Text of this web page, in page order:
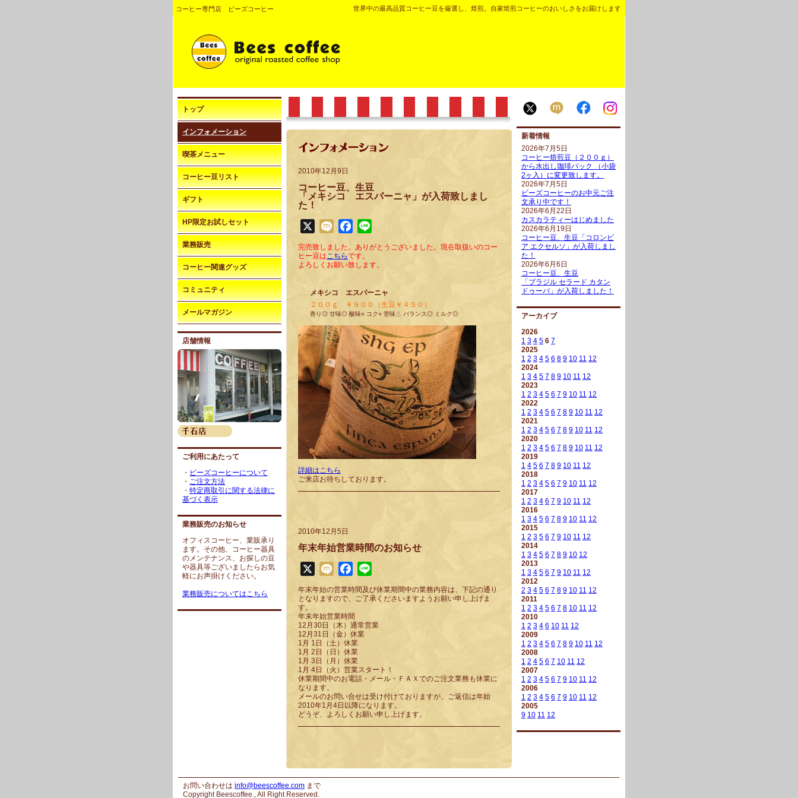
コーヒー専門店 ビーズコーヒー 世界中の最高品質コーヒー豆を厳選し、焙煎。自家焙煎コーヒーのおいしさをお届けします
トップ
インフォメーション
喫茶メニュー
コーヒー豆リスト
ギフト
HP限定お試しセット
業務販売
コーヒー関連グッズ
コミュニティ
メールマガジン
店舗情報
ご利用にあたって
・ ビーズコーヒーについて
・ ご注文方法
・ 特定商取引に関する法律に
基づく表示
業務販売のお知らせ
オフィスコーヒー、業販承り
ます。その他、コーヒー器具
のメンテナンス、お探しの豆
や器具等ございましたらお気
軽にお声掛けください。
業務販売についてはこちら
2010年12月9日
コーヒー豆、生豆
「メキシコ エスパーニャ」が入荷致しまし
た！
Mixi Facebook
完売致しました。ありがとうございました。現在取扱いのコー
ヒー豆はこちらです。
よろしくお願い致します。
メキシコ エスパーニャ
２００ｇ ￥９００（生豆￥４５０）
香り◎ 甘味◎ 酸味○ コク○ 苦味△ バランス◎ ミルク◎
詳細はこちら
ご来店お待ちしております。
2010年12月5日
年末年始営業時間のお知らせ
Mixi Facebook
年末年始の営業時間及び休業期間中の業務内容は、下記の通り
となりますので、ご了承くださいますようお願い申し上げま
す。
年末年始営業時間
12月30日（木）通常営業
12月31日（金）休業
1月 1日（土）休業
1月 2日（日）休業
1月 3日（月）休業
1月 4日（火）営業スタート！
休業期間中のお電話・メール・ＦＡＸでのご注文業務も休業に
なります。
メールのお問い合せは受け付けておりますが、ご返信は年始
2010年1月4日以降になります。
どうぞ、よろしくお願い申し上げます。
新着情報
2026年7月5日
コーヒー焙煎豆（２００ｇ）
から水出し珈琲パック （小袋
2ヶ入）に変更致します。
2026年7月5日
ビーズコーヒーのお中元ご注
文承り中です！
2026年6月22日
カスカラティーはじめました
2026年6月19日
コーヒー豆、生豆「コロンビ
ア エクセルソ」が入荷しまし
た！
2026年6月6日
コーヒー豆、生豆
「ブラジル セラード カタン
ドゥーバ」が入荷しました！
アーカイブ
2026
1 3 4 5 6 7
2025
1 2 3 4 5 6 8 9 10 11 12
2024
1 3 4 5 7 8 9 10 11 12
2023
1 2 3 4 5 6 7 9 10 11 12
2022
1 2 3 4 5 6 7 8 9 10 11 12
2021
1 2 3 4 5 6 7 8 9 10 11 12
2020
1 2 3 4 5 6 7 8 9 10 11 12
2019
1 4 5 6 7 8 9 10 11 12
2018
1 2 3 4 5 6 7 9 10 11 12
2017
1 2 3 4 6 7 9 10 11 12
2016
1 3 4 5 6 7 8 9 10 11 12
2015
1 2 3 5 6 7 9 10 11 12
2014
1 3 4 5 6 7 8 9 10 12
2013
1 3 4 5 6 7 9 10 11 12
2012
2 3 4 5 6 7 8 9 10 11 12
2011
1 2 3 4 5 6 7 8 10 11 12
2010
1 2 3 4 6 10 11 12
2009
1 2 3 4 5 6 7 8 9 10 11 12
2008
1 2 4 5 6 7 10 11 12
2007
1 2 3 4 5 6 7 9 10 11 12
2006
1 2 3 4 5 6 7 9 10 11 12
2005
9 10 11 12
お問い合わせは info@beescoffee.com まで
Copyright Beescoffee., All Right Reserved.